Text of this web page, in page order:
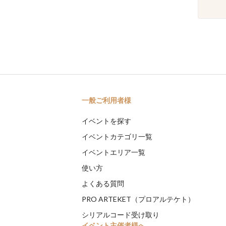
一般ご利用者様
イベントを探す
イベントカテゴリ一覧
イベントエリア一覧
使い方
よくある質問
PRO ARTEKET（プロアルテケト）
シリアルコード受け取り